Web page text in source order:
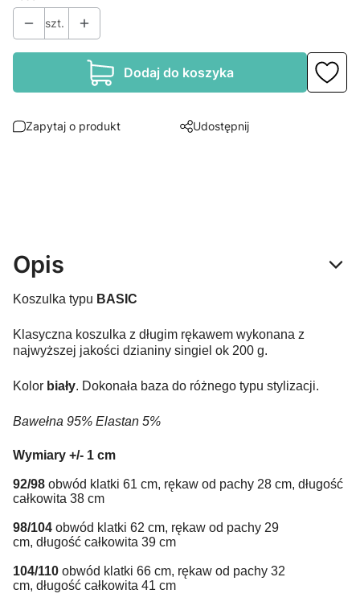
szt.
Dodaj do koszyka
Zapytaj o produkt Udostępnij
Opis
Koszulka typu BASIC
Klasyczna koszulka z długim rękawem wykonana z
najwyższej jakości dzianiny singiel ok 200 g.
Kolor biały. Dokonała baza do różnego typu stylizacji.
Bawełna 95% Elastan 5%
Wymiary +/- 1 cm
92/98 obwód klatki 61 cm, rękaw od pachy 28 cm, długość
całkowita 38 cm
98/104 obwód klatki 62 cm, rękaw od pachy 29
cm, długość całkowita 39 cm
104/110 obwód klatki 66 cm, rękaw od pachy 32
cm, długość całkowita 41 cm